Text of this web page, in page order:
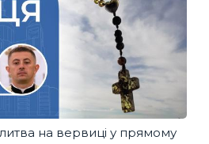
на вервиці у прямому